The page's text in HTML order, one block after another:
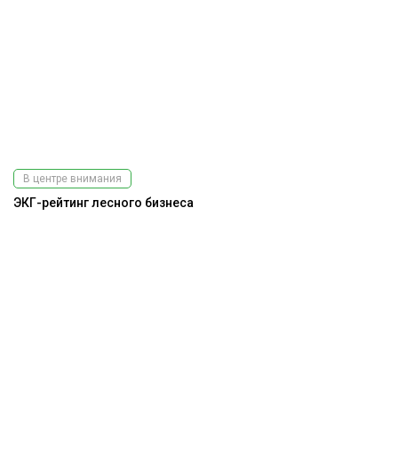
В центре внимания
ЭКГ-рейтинг лесного бизнеса